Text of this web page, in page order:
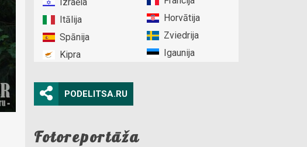
Itālija
Spānija
Kipra
Horvātija
Zviedrija
Igaunija
PODELITSA.RU
Fotoreportāža